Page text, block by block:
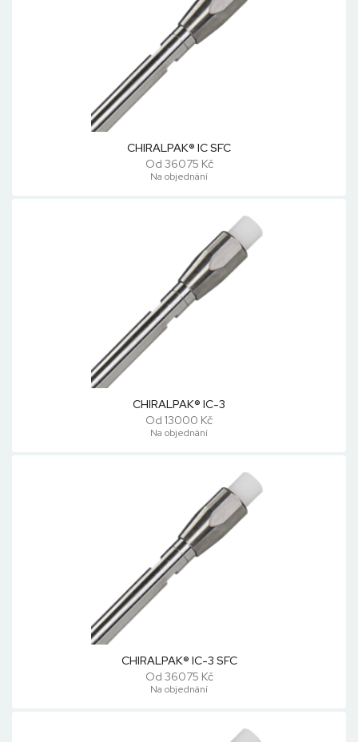
CHIRALPAK® IC SFC
Od 36075 Kč
Na objednání
CHIRALPAK® IC-3
Od 13000 Kč
Na objednání
CHIRALPAK® IC-3 SFC
Od 36075 Kč
Na objednání